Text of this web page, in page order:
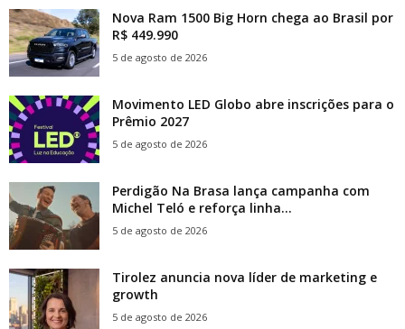
Nova Ram 1500 Big Horn chega ao Brasil por
R$ 449.990
5 de agosto de 2026
Movimento LED Globo abre inscrições para o
Prêmio 2027
5 de agosto de 2026
Perdigão Na Brasa lança campanha com
Michel Teló e reforça linha...
5 de agosto de 2026
Tirolez anuncia nova líder de marketing e
growth
5 de agosto de 2026